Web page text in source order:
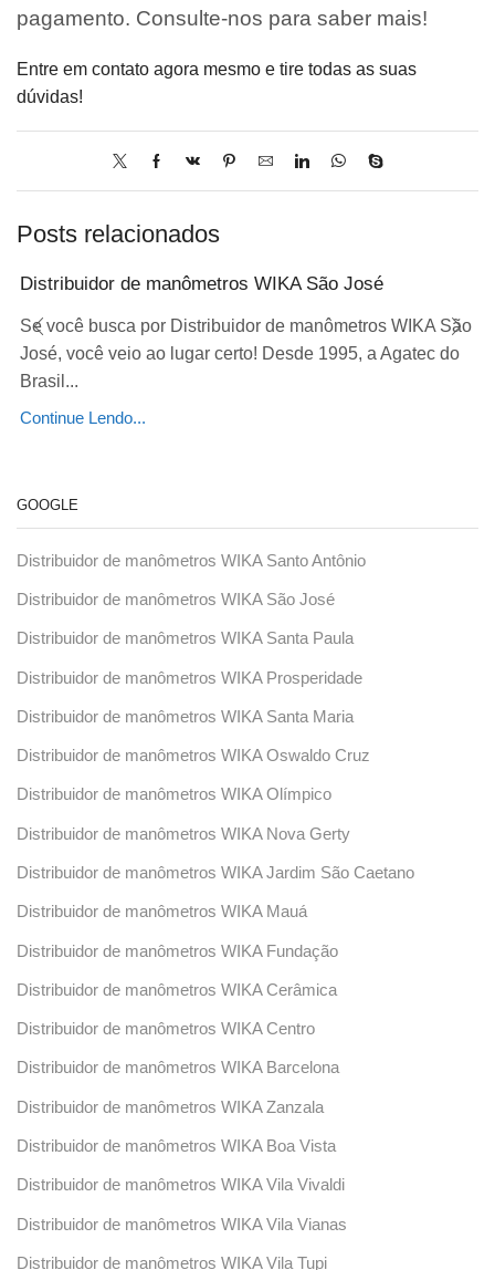
pagamento. Consulte-nos para saber mais!
Entre em contato agora mesmo e tire todas as suas
dúvidas!
Posts relacionados
Distribuidor de manômetros WIKA São José
Se você busca por Distribuidor de manômetros WIKA São
José, você veio ao lugar certo! Desde 1995, a Agatec do
Brasil...
Continue Lendo...
GOOGLE
Distribuidor de manômetros WIKA Santo Antônio
Distribuidor de manômetros WIKA São José
Distribuidor de manômetros WIKA Santa Paula
Distribuidor de manômetros WIKA Prosperidade
Distribuidor de manômetros WIKA Santa Maria
Distribuidor de manômetros WIKA Oswaldo Cruz
Distribuidor de manômetros WIKA Olímpico
Distribuidor de manômetros WIKA Nova Gerty
Distribuidor de manômetros WIKA Jardim São Caetano
Distribuidor de manômetros WIKA Mauá
Distribuidor de manômetros WIKA Fundação
Distribuidor de manômetros WIKA Cerâmica
Distribuidor de manômetros WIKA Centro
Distribuidor de manômetros WIKA Barcelona
Distribuidor de manômetros WIKA Zanzala
Distribuidor de manômetros WIKA Boa Vista
Distribuidor de manômetros WIKA Vila Vivaldi
Distribuidor de manômetros WIKA Vila Vianas
Distribuidor de manômetros WIKA Vila Tupi